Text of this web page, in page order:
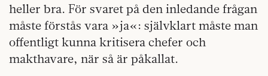
heller bra. För svaret på den inledande frågan
måste förstås vara »ja«: självklart måste man
offentligt kunna kritisera chefer och
makthavare, när så är påkallat.